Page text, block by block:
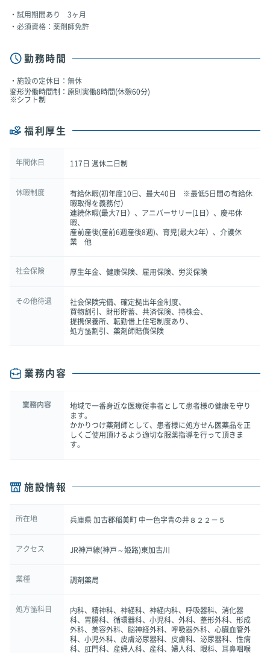
試用期間あり 3ヶ月
必須資格：薬剤師免許
勤務時間
施設の定休日：無休
変形労働時間制：原則実働8時間(休憩60分)
※シフト制
福利厚生
年間休日 117日 週休二日制
休暇制度
有給休暇(初年度10日、最大40日 ※最低5日間の有給休
暇取得を義務付）
連続休暇(最大7日）、アニバーサリー(1日）、慶弔休
暇、
産前産後(産前6週産後8週)、育児(最大2年）、介護休
業 他
社会保険 厚生年金、健康保険、雇用保険、労災保険
その他待遇
社会保険完備、確定拠出年金制度、
買物割引、財形貯蓄、共済保険、持株会、
提携保養所、転勤借上住宅制度あり、
処方箋割引、薬剤師賠償保険
業務内容
業務内容
地域で一番身近な医療従事者として患者様の健康を守り
ます。
かかりつけ薬剤師として、患者様に処方せん医薬品を正
しくご使用頂けるよう適切な服薬指導を行って頂きま
す。
施設情報
所在地 兵庫県 加古郡稲美町 中一色字青の井８２２－５
アクセス JR神戸線(神戸～姫路)東加古川
業種 調剤薬局
処方箋科目
内科、精神科、神経科、神経内科、呼吸器科、消化器
科、胃腸科、循環器科、小児科、外科、整形外科、形成
外科、美容外科、脳神経外科、呼吸器外科、心臓血管外
科、小児外科、皮膚泌尿器科、皮膚科、泌尿器科、性病
科、肛門科、産婦人科、産科、婦人科、眼科、耳鼻咽喉